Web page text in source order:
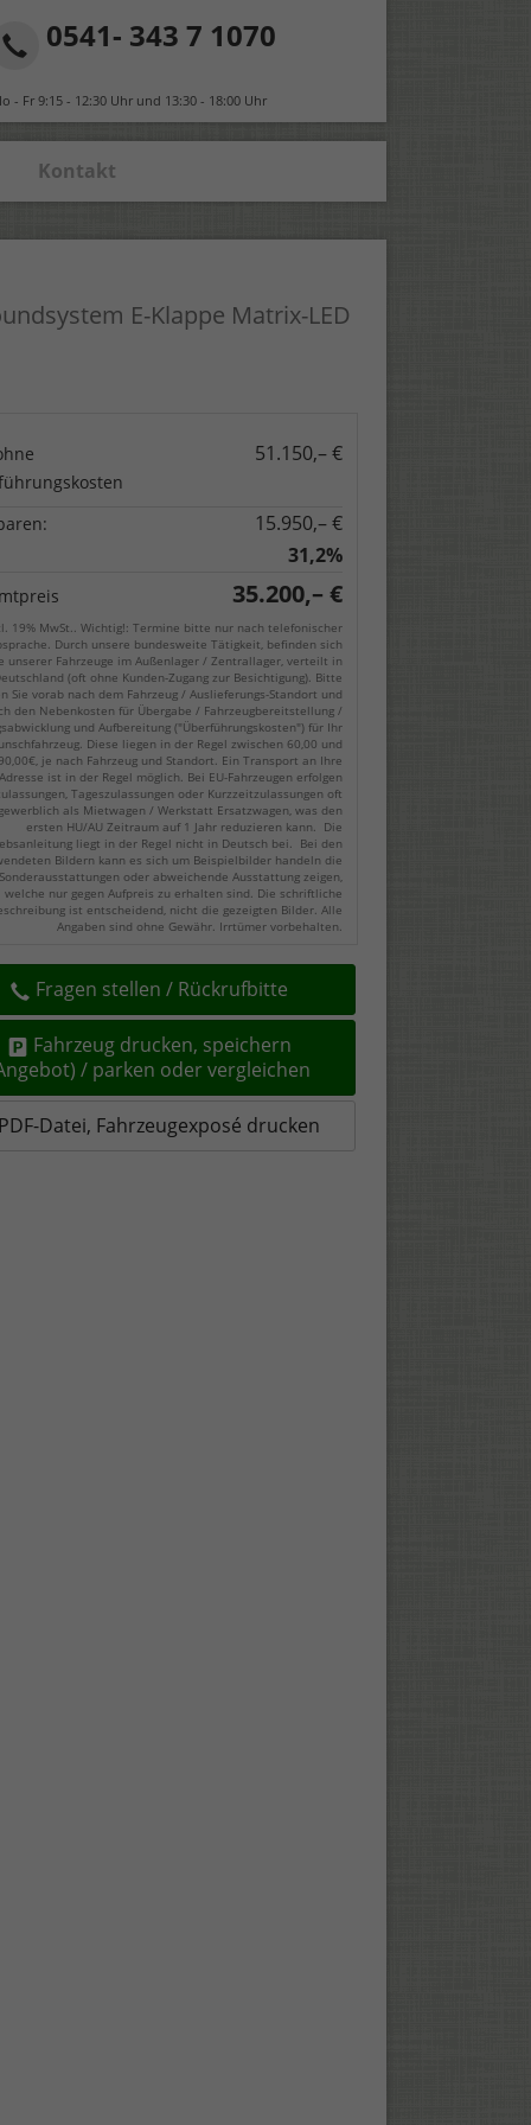
0541- 343 7 1070
- Fr 9:15 - 12:30 Uhr und 13:30 - 18:00 Uhr
Kontakt
E-Klappe Matrix-LED
51.150,– €
15.950,– €
31,2%
35.200,– €
19% MwSt.. Wichtig!: Termine bitte nur nach telefonischer
Durch unsere bundesweite Tätigkeit, befinden sich
unserer Fahrzeuge im Außenlager / Zentrallager, verteilt in
(oft ohne Kunden-Zugang zur Besichtigung). Bitte
Sie vorab nach dem Fahrzeug / Auslieferungs-Standort und
den Nebenkosten für Übergabe / Fahrzeugbereitstellung /
und Aufbereitung ("Überführungskosten") für Ihr
Diese liegen in der Regel zwischen 60,00 und
je nach Fahrzeug und Standort. Ein Transport an Ihre
Adresse ist in der Regel möglich. Bei EU-Fahrzeugen erfolgen
Tageszulassungen oder Kurzzeitzulassungen oft
als Mietwagen / Werkstatt Ersatzwagen, was den
ersten HU/AU Zeitraum auf 1 Jahr reduzieren kann. Die
liegt in der Regel nicht in Deutsch bei. Bei den
Bildern kann es sich um Beispielbilder handeln die
Sonderausstattungen oder abweichende Ausstattung zeigen,
welche nur gegen Aufpreis zu erhalten sind. Die schriftliche
ist entscheidend, nicht die gezeigten Bilder. Alle
Angaben sind ohne Gewähr. Irrtümer vorbehalten.
Fragen stellen / Rückrufbitte
Fahrzeug drucken, speichern
(Angebot) / parken oder vergleichen
Datei, Fahrzeugexposé drucken